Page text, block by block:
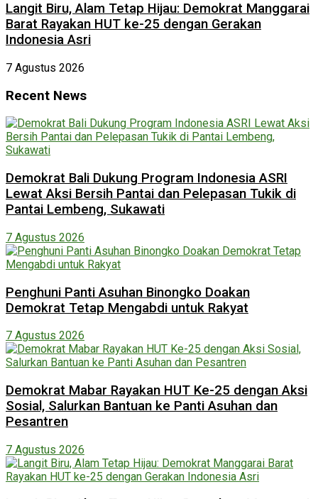
Langit Biru, Alam Tetap Hijau: Demokrat Manggarai
Barat Rayakan HUT ke-25 dengan Gerakan
Indonesia Asri
7 Agustus 2026
Recent News
Demokrat Bali Dukung Program Indonesia ASRI
Lewat Aksi Bersih Pantai dan Pelepasan Tukik di
Pantai Lembeng, Sukawati
7 Agustus 2026
Penghuni Panti Asuhan Binongko Doakan
Demokrat Tetap Mengabdi untuk Rakyat
7 Agustus 2026
Demokrat Mabar Rayakan HUT Ke-25 dengan Aksi
Sosial, Salurkan Bantuan ke Panti Asuhan dan
Pesantren
7 Agustus 2026